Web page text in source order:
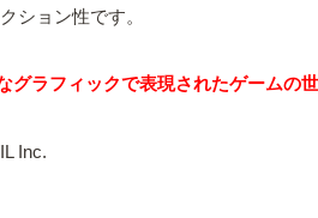
ション性です。
ラフィックで表現されたゲームの
Inc.